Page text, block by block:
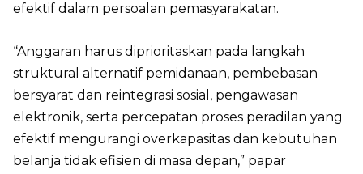
efektif dalam persoalan pemasyarakatan.
“Anggaran harus diprioritaskan pada langkah
struktural alternatif pemidanaan, pembebasan
bersyarat dan reintegrasi sosial, pengawasan
elektronik, serta percepatan proses peradilan yang
efektif mengurangi overkapasitas dan kebutuhan
belanja tidak efisien di masa depan,” papar